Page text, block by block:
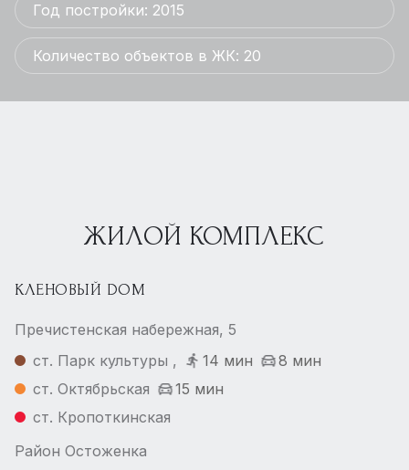
Год постройки: 2015
Количество объектов в ЖК: 20
ЖИЛОЙ КОМПЛЕКС
КЛЕНОВЫЙ DOM
Пречистенская набережная, 5
ст. Парк культуры ,
14 мин
8 мин
ст. Октябрьская
15 мин
ст. Кропоткинская
Район Остоженка